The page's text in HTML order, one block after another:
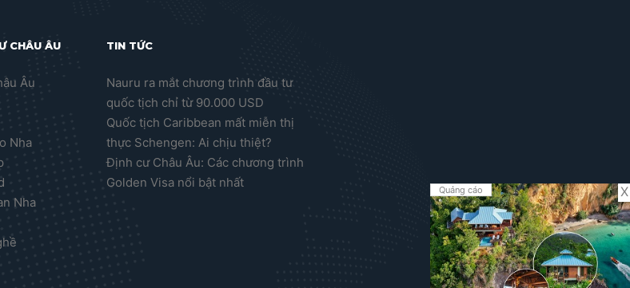
CHÂU ÂU
Âu
Nha
Nha
TIN TỨC
Nauru ra mắt chương trình đầu tư
quốc tịch chỉ từ 90.000 USD
Quốc tịch Caribbean mất miễn thị
thực Schengen: Ai chịu thiệt?
Định cư Châu Âu: Các chương trình
Golden Visa nổi bật nhất
Quảng cáo X